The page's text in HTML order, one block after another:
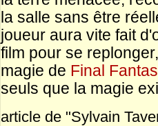
la salle sans être
joueur aura vite fait
film pour se
magie de Final
seuls que la magie
article de "Sylvain